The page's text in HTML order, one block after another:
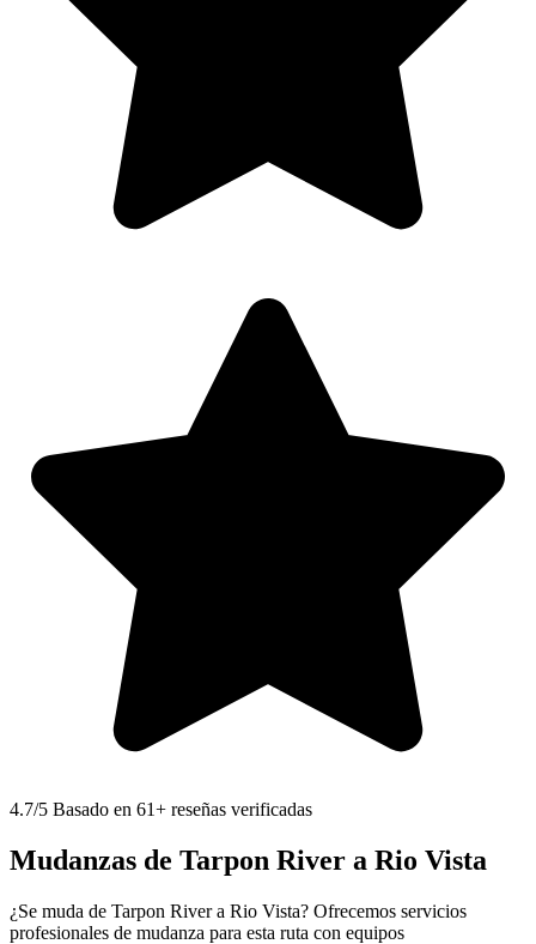
4.7/5 Basado en 61+ reseñas verificadas
Mudanzas de Tarpon River a Rio Vista
¿Se muda de Tarpon River a Rio Vista? Ofrecemos servicios
profesionales de mudanza para esta ruta con equipos